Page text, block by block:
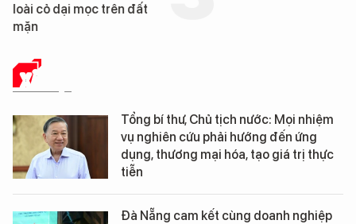
loài cỏ dại mọc trên đất
mặn
XÃ HỘI
Tổng bí thư, Chủ tịch nước: Mọi nhiệm
vụ nghiên cứu phải hướng đến ứng
dụng, thương mại hóa, tạo giá trị thực
tiễn
Đà Nẵng cam kết cùng doanh nghiệp